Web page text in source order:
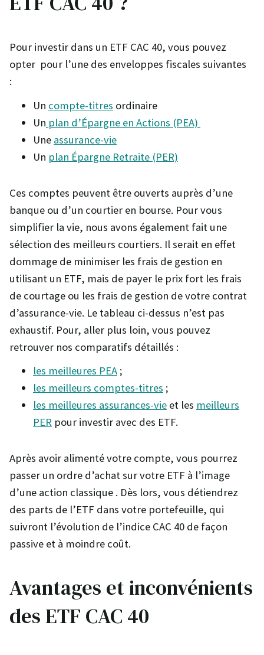
Pour investir dans un ETF CAC 40, vous pouvez
opter pour l’une des enveloppes fiscales suivantes
:
Un compte-titres ordinaire
Un plan d’Épargne en Actions (PEA)
Une assurance-vie
Un plan Épargne Retraite (PER)
Ces comptes peuvent être ouverts auprès d’une
banque ou d’un courtier en bourse. Pour vous
simplifier la vie, nous avons également fait une
sélection des meilleurs courtiers. Il serait en effet
dommage de minimiser les frais de gestion en
utilisant un ETF, mais de payer le prix fort les frais
de courtage ou les frais de gestion de votre contrat
d’assurance-vie. Le tableau ci-dessus n’est pas
exhaustif. Pour, aller plus loin, vous pouvez
retrouver nos comparatifs détaillés :
les meilleures PEA ;
les meilleurs comptes-titres ;
les meilleures assurances-vie et les meilleurs
PER pour investir avec des ETF.
Après avoir alimenté votre compte, vous pourrez
passer un ordre d’achat sur votre ETF à l’image
d’une action classique . Dès lors, vous détiendrez
des parts de l’ETF dans votre portefeuille, qui
suivront l’évolution de l’indice CAC 40 de façon
passive et à moindre coût.
Avantages et inconvénients
des ETF CAC 40